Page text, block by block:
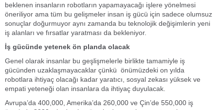
beklenen insanların robotların yapamayacağı işlere yönelmesi
öneriliyor ama tüm bu gelişmeler insan iş gücü için sadece olumsuz
sonuçlar doğurmuyor aynı zamanda bu teknolojik değişimlerin yeni
iş alanları ve fırsatlar yaratması da bekleniyor.
İş gücünde yetenek ön planda olacak
Genel olarak insanlar bu geşlişmelerle birlikte tamamiyle iş
gücünden uzaklaşmayacaklar çünkü önümüzdeki on yılda
robotlara ihtiyaç olacağı kadar yaratıcı, sosyal zekası yüksek ve
empati yeteneği olan insanlara da ihtiyaç duyulacak.
Avrupa’da 400,000, Amerika’da 260,000 ve Çin’de 550,000 iş